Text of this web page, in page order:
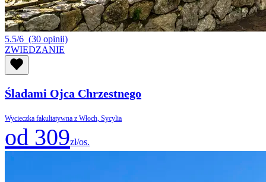
5.5/6 (30 opinii)
ZWIEDZANIE
Śladami Ojca Chrzestnego
Wycieczka fakultatywna z Włoch, Sycylia
od 309zł/os.